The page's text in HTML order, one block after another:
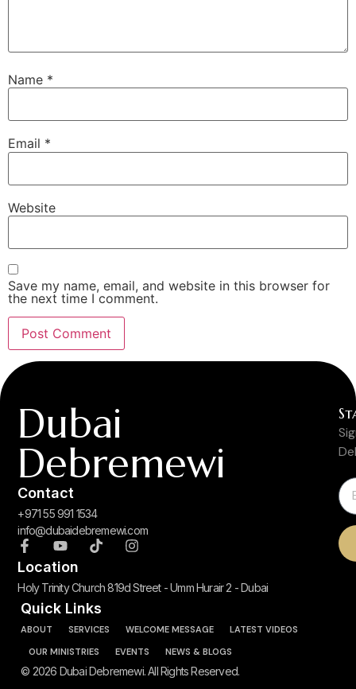
Name *
Email *
Website
Save my name, email, and website in this browser for
the next time I comment.
Dubai
Debremewi
Contact
+971 55 991 1534
info@dubaidebremewi.com
Location
Holy Trinity Church 819d Street - Umm Hurair 2 - Dubai
Quick Links
ABOUT SERVICES WELCOME MESSAGE
LATEST VIDEOS
OUR MINISTRIES
EVENTS NEWS & BLOGS
© 2026 Dubai Debremewi. All Rights Reserved.